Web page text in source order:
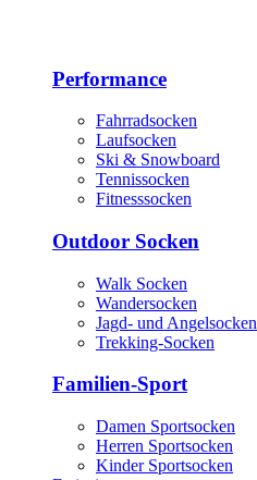
Performance
Fahrradsocken
Laufsocken
Ski & Snowboard
Tennissocken
Fitnesssocken
Outdoor Socken
Walk Socken
Wandersocken
Jagd- und Angelsocken
Trekking-Socken
Familien-Sport
Damen Sportsocken
Herren Sportsocken
Kinder Sportsocken